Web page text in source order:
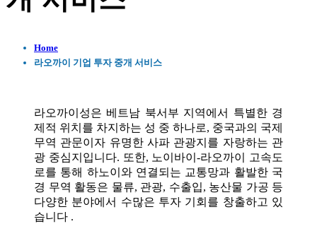
Home
라오까이 기업 투자 중개 서비스
라오까이성은 베트남 북서부 지역에서 특별한 경
제적 위치를 차지하는 성 중 하나로, 중국과의 국제
무역 관문이자 유명한 사파 관광지를 자랑하는 관
광 중심지입니다. 또한, 노이바이-라오까이 고속도
로를 통해 하노이와 연결되는 교통망과 활발한 국
경 무역 활동은 물류, 관광, 수출입, 농산물 가공 등
다양한 분야에서 수많은 투자 기회를 창출하고 있
습니다 .